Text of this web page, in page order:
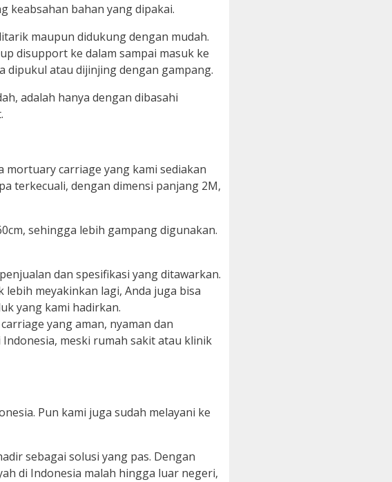
keabsahan bahan yang dipakai.
maupun didukung dengan mudah.
disupport ke dalam sampai masuk ke
dipukul atau dijinjing dengan gampang.
adalah hanya dengan dibasahi
mortuary carriage yang kami sediakan
terkecuali, dengan dimensi panjang 2M,
sehingga lebih gampang digunakan.
dan spesifikasi yang ditawarkan.
meyakinkan lagi, Anda juga bisa
yang kami hadirkan.
yang aman, nyaman dan
meski rumah sakit atau klinik
Pun kami juga sudah melayani ke
sebagai solusi yang pas. Dengan
di Indonesia malah hingga luar negeri,